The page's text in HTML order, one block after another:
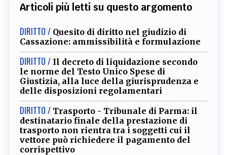
Articoli più letti su questo argomento
DIRITTO / Quesito di diritto nel giudizio di
Cassazione: ammissibilità e formulazione
DIRITTO / Il decreto di liquidazione secondo
le norme del Testo Unico Spese di
Giustizia, alla luce della giurisprudenza e
delle disposizioni regolamentari
DIRITTO / Trasporto - Tribunale di Parma: il
destinatario finale della prestazione di
trasporto non rientra tra i soggetti cui il
vettore può richiedere il pagamento del
corrispettivo